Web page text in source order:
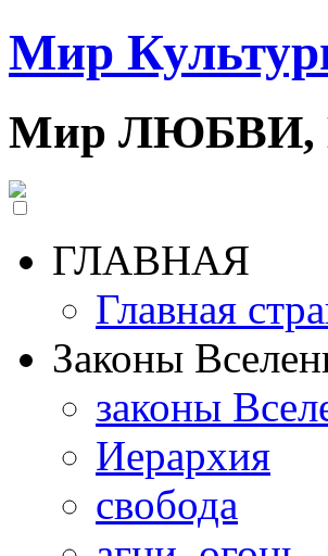
Мир
Мир ЛЮБВИ,
ГЛАВНАЯ
Главная
Законы
законы
Иерархия
свобода